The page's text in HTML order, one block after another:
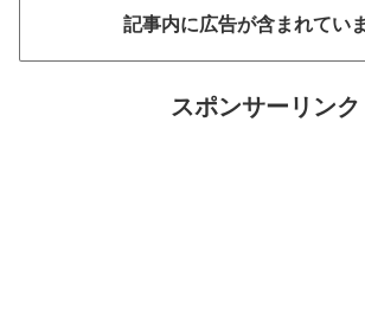
記事内に広告が含まれていま
スポンサーリンク